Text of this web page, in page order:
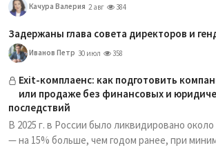
Качура Валерия 2 авг 384
Задержаны глава совета директоров и
Иванов Петр 30 июл 358
Exit-комплаенс: как подготовить
или продаже без финансовых и
последствий
В 2025 г. в России было ликвидировано
— на 15% больше, чем годом ранее, при